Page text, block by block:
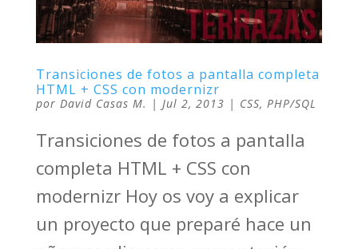
Transiciones de fotos a pantalla completa
HTML + CSS con modernizr
por David Casas M. | Jul 2, 2013 | CSS, PHP/SQL
Transiciones de fotos a pantalla
completa HTML + CSS con
modernizr Hoy os voy a explicar
un proyecto que preparé hace un